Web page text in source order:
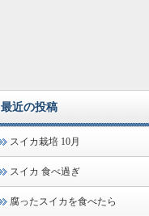
最近の投稿
スイカ栽培 10月
スイカ 食べ過ぎ
腐ったスイカを食べたら